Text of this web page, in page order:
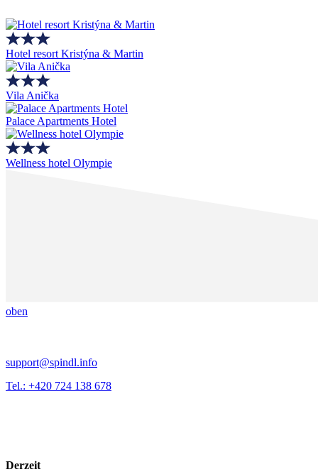
Hotel resort Kristýna & Martin
Vila Anička
Palace Apartments Hotel
Wellness hotel Olympie
oben
support@spindl.info
Tel.: +420 724 138 678
Derzeit